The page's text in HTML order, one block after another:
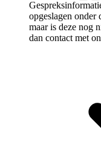
opgeslagen onder
maar is deze nog
dan contact met